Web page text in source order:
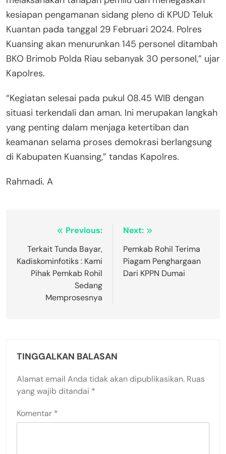
kesiapan pengamanan sidang pleno di KPUD Teluk
Kuantan pada tanggal 29 Februari 2024. Polres
Kuansing akan menurunkan 145 personel ditambah
BKO Brimob Polda Riau sebanyak 30 personel,” ujar
Kapolres.
“Kegiatan selesai pada pukul 08.45 WIB dengan
situasi terkendali dan aman. Ini merupakan langkah
yang penting dalam menjaga ketertiban dan
keamanan selama proses demokrasi berlangsung
di Kabupaten Kuansing,” tandas Kapolres.
Rahmadi. A
Navigasi
pos
Previous:
Terkait Tunda Bayar,
Kadiskominfotiks : Kami
Pihak Pemkab Rohil
Sedang
Memprosesnya
Next:
Pemkab Rohil Terima
Piagam Penghargaan
Dari KPPN Dumai
TINGGALKAN BALASAN
Alamat email Anda tidak akan dipublikasikan. Ruas
yang wajib ditandai *
Komentar *